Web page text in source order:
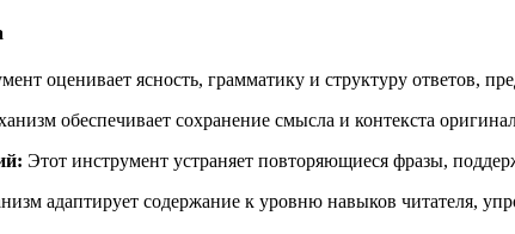
оценивает ясность, грамматику и структуру ответов,
обеспечивает сохранение смысла и контекста
Этот инструмент устраняет повторяющиеся фразы,
адаптирует содержание к уровню навыков читателя,